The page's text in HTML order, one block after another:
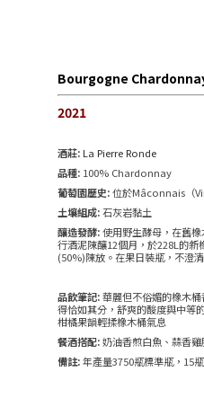
Bourgogne
2021
酒莊:La Pierre Ronde
品種: 100% Chardonnay
葡萄園歷史:位於Mâconnais（
土壤組成:石灰岩黏土
釀造發酵:使用野生酵母，在舊
行酒泥陳釀12個月，於228L的
(50%)陳放。在果日裝瓶，不澄
品飲筆記:華麗但不俗媚的橡木
得恰如其分，舒爽的酸度與中等
柑橘果韻輕揉橡木桶氣息
餐酒搭配:奶油香煎白魚、蒜香雞
備註:年產量3750瓶標準瓶，15